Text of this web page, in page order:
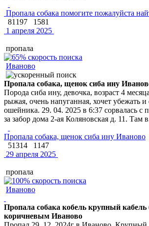
Пропала собака помогите пожалуйста
81197
1581
1 апреля 2025
пропала
Иваново
Пропала собака, щенок сиба ину
Порода сиба ину, девочка, возраст 4
рыжая, очень напуганная, хочет убежать и
ошейника. 29. 04. 2025 в 6:37 сорвалась с
за забор дома 2-ая Коляновская д. 11. Там
Пропала собака, щенок сиба ину Иваново
51314
1147
29 апреля 2025
пропала
Иваново
Пропала собака кобель крупный кабель
коричневым Иваново